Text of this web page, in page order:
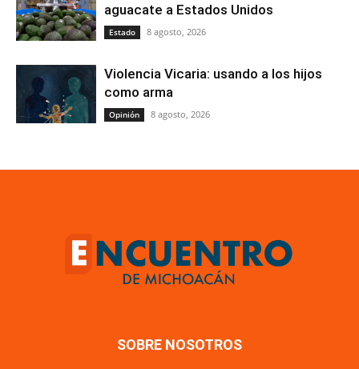
aguacate a Estados Unidos
Estado 8 agosto, 2026
Violencia Vicaria: usando a los hijos
como arma
Opinión 8 agosto, 2026
SOBRE NOSOTROS